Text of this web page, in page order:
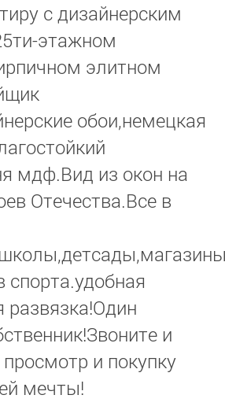
с дизайнерским
этажном
элитном
обои,немецкая
мдф.Вид из окон на
Отечества.Все в
спорта.удобная
развязка!Один
и
и покупку
мечты!